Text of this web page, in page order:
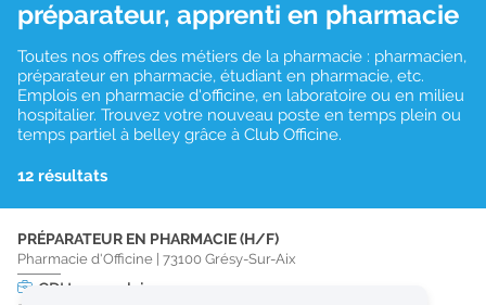
préparateur, apprenti en pharmacie
Toutes nos offres des métiers de la pharmacie : pharmacien,
préparateur en pharmacie, étudiant en pharmacie, etc.
Emplois en pharmacie d'officine, en laboratoire ou en milieu
hospitalier. Trouvez votre nouveau poste en temps plein ou
temps partiel à belley grâce à Club Officine.
12 résultats
PRÉPARATEUR EN PHARMACIE (H/F)
Pharmacie d'Officine 73100 Grésy-Sur-Aix
CDI temps plein